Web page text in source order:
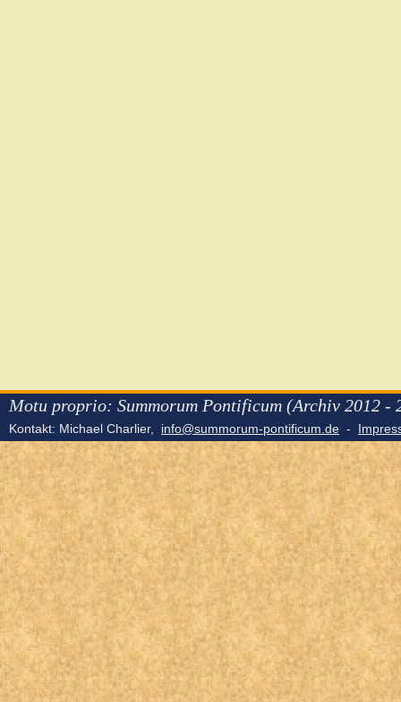
Motu proprio: Summorum Pontificum (Archiv 2012 -
Kontakt: Michael Charlier, info@summorum-pontificum.de -